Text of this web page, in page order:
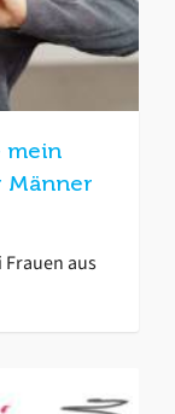
mein
Männer
Frauen aus